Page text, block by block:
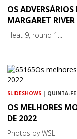
OS ADVERSÁRIOS
MARGARET RIVER
Heat 9, round 1...
SLIDESHOWS | QUINTA-
OS MELHORES
DE 2022
Photos by WSL